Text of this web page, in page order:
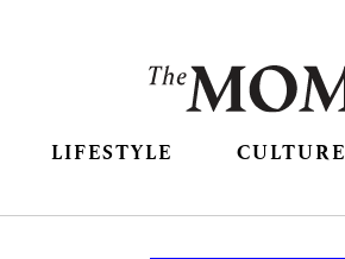
LIFESTYLE CULTURE